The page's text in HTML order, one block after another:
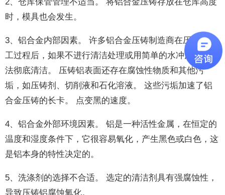
时，模具也会发生。
3、铝合金内部因素。 许多铝合金压铸制造商在压铸和加
工过程后，如果不进行清洁处理或用简单的水冲洗，就无
法彻底清洁。 压铸铝表面还存在腐蚀性物质和其他污
垢，如压铸剂、切削液和石化溶液。 这些污垢加速了铝
合金压铸的长卡。 点变黑的速度。
4、铝合金外部环境因素。 铝是一种活性金属，在恒定的
温度和湿度条件下，它很容易氧化，产生黑色或白色，这
是铝本身的特性决定的。
5、洗涤剂的选择不合适。 选定的清洁剂具有强腐蚀性，
导致压铸铝腐蚀氧化。